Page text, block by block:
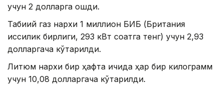
учун 2 долларга ошди.
Табиий газ нархи 1 миллион БИБ (Британия
иссиқлик бирлиги, 293 кВт соатга тенг) учун 2,93
долларгача кўтарилди.
Литюм нархи бир ҳафта ичида ҳар бир килограмм
учун 10,08 долларгача кўтарилди.